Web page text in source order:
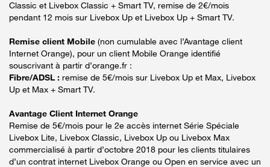
Classic et Livebox Classic + Smart TV, remise de 2€/mois
pendant 12 mois sur Livebox Up et Livebox Up + Smart TV.
Remise client Mobile (non cumulable avec l’Avantage client
Internet Orange), pour un client Mobile Orange identifié
souscrivant à partir d’orange.fr :
Fibre/ADSL : remise de 5€/mois sur Livebox Up et Max, Livebox
Up et Max + Smart TV.
Avantage Client Internet Orange
Remise de 5€/mois pour le 2e accès internet Série Spéciale
Livebox Lite, Livebox Classic, Livebox Up ou Livebox Max
commercialisé à partir d’octobre 2018 pour les clients titulaires
d’un contrat internet Livebox Orange ou Open en service avec un